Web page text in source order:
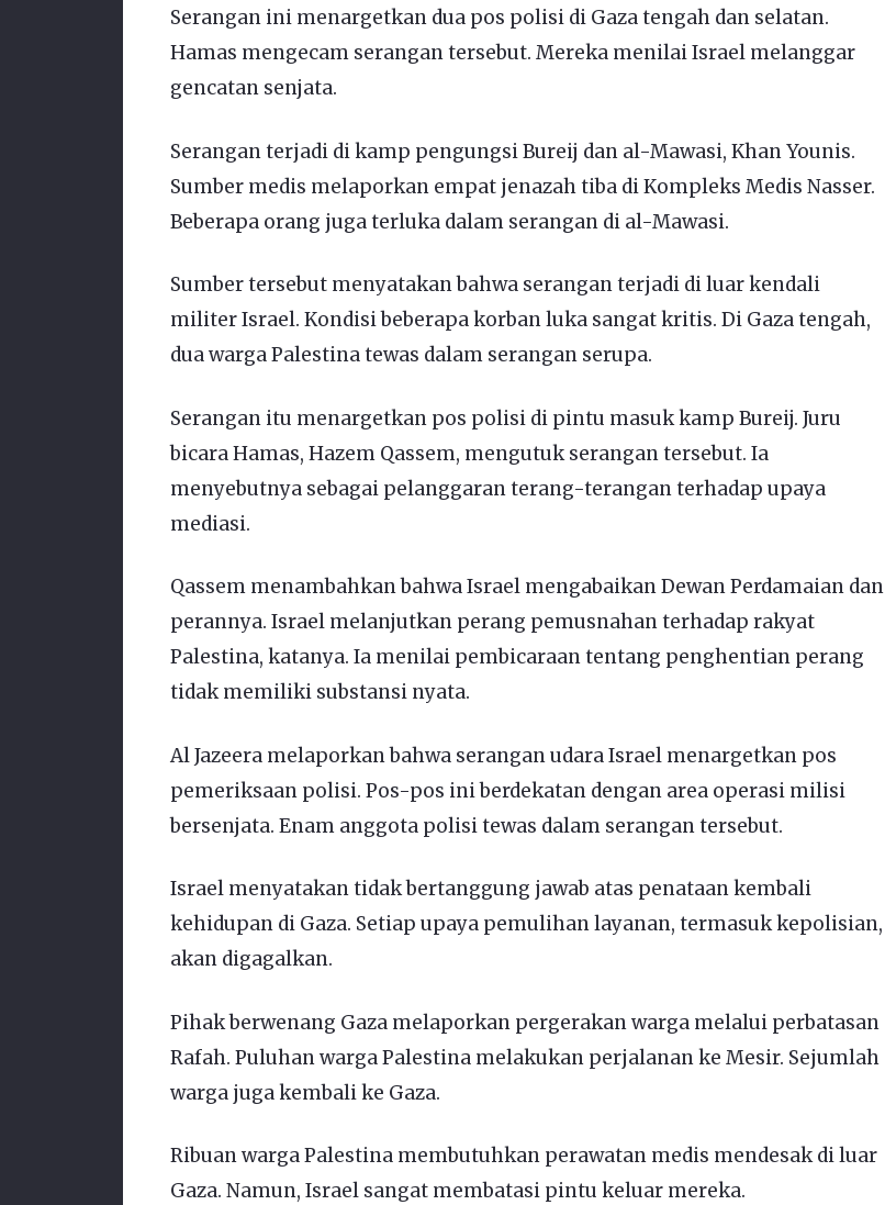
Serangan ini menargetkan dua pos polisi di Gaza tengah dan selatan.
Hamas mengecam serangan tersebut. Mereka menilai Israel melanggar
gencatan senjata.
Serangan terjadi di kamp pengungsi Bureij dan al-Mawasi, Khan Younis.
Sumber medis melaporkan empat jenazah tiba di Kompleks Medis Nasser.
Beberapa orang juga terluka dalam serangan di al-Mawasi.
Sumber tersebut menyatakan bahwa serangan terjadi di luar kendali
militer Israel. Kondisi beberapa korban luka sangat kritis. Di Gaza tengah,
dua warga Palestina tewas dalam serangan serupa.
Serangan itu menargetkan pos polisi di pintu masuk kamp Bureij. Juru
bicara Hamas, Hazem Qassem, mengutuk serangan tersebut. Ia
menyebutnya sebagai pelanggaran terang-terangan terhadap upaya
mediasi.
Qassem menambahkan bahwa Israel mengabaikan Dewan Perdamaian dan
perannya. Israel melanjutkan perang pemusnahan terhadap rakyat
Palestina, katanya. Ia menilai pembicaraan tentang penghentian perang
tidak memiliki substansi nyata.
Al Jazeera melaporkan bahwa serangan udara Israel menargetkan pos
pemeriksaan polisi. Pos-pos ini berdekatan dengan area operasi milisi
bersenjata. Enam anggota polisi tewas dalam serangan tersebut.
Israel menyatakan tidak bertanggung jawab atas penataan kembali
kehidupan di Gaza. Setiap upaya pemulihan layanan, termasuk kepolisian,
akan digagalkan.
Pihak berwenang Gaza melaporkan pergerakan warga melalui perbatasan
Rafah. Puluhan warga Palestina melakukan perjalanan ke Mesir. Sejumlah
warga juga kembali ke Gaza.
Ribuan warga Palestina membutuhkan perawatan medis mendesak di luar
Gaza. Namun, Israel sangat membatasi pintu keluar mereka.